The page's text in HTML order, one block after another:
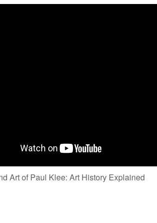
Art of Paul Klee: Art History Explained